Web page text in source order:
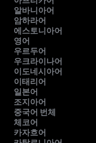
알바니아어
암하라어
에스토니아어
영어
우르두어
우크라이나어
이도네시아어
이태리어
일본어
조지아어
중국어 번체
체코어
카자흐어